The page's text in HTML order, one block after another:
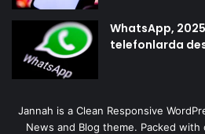
WhatsApp,
telefonlarda
Jannah is a Clean Responsive
News and Blog theme. Packed